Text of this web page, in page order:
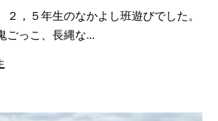
２，５年生のなかよし班遊びでした。
ごっこ、長縄な...